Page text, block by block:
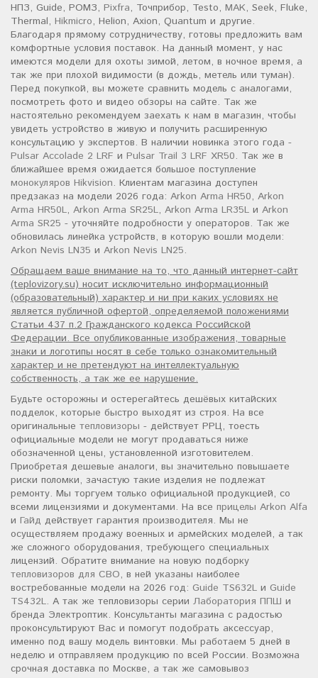
НПЗ, Guide, РОМЗ, Pixfra, Точприбор, Testo, MAK, Seek, Fluke,
Thermal, Hikmicro, Helion, Axion, Quantum и другие.
Благодаря прямому сотрудничеству, готовы предложить вам
комфортные условия поставок. На данный момент, у нас
имеются модели для охоты зимой, летом, в ночное время, а
так же при плохой видимости (в дождь, метель или туман).
Перед покупкой, вы можете сравнить модель с аналогами,
посмотреть фото и видео обзоры на сайте. Так же
настоятельно рекомендуем заехать к нам в магазин, чтобы
увидеть устройство в живую и получить расширенную
консультацию у экспертов. В наличии новинка этого года -
Pulsar Accolade 2 LRF и Pulsar Trail 3 LRF XR50. Так же в
ближайшее время ожидается большое поступление
монокуляров Hikvision. Клиентам магазина доступен
предзаказ на модели 2026 года: Arkon Arma HR50, Arkon
Arma HR50L, Arkon Arma SR25L, Arkon Arma LR35L и Arkon
Arma SR25 - уточняйте подробности у операторов. Так же
обновилась линейка устройств, в которую вошли модели:
Arkon Nevis LN35 и Arkon Nevis LN25.
Обращаем ваше внимание на то, что данный интернет-сайт
(teplovizory.su) носит исключительно информационный
(образовательный) характер и ни при каких условиях не
является публичной офертой, определяемой положениями
Статьи 437 п.2 Гражданского кодекса Российской
Федерации. Все опубликованные изображения, товарные
знаки и логотипы носят в себе только ознакомительный
характер и не претендуют на интеллектуальную
собственность, а так же ее нарушение.
Будьте осторожны и остерегайтесь дешёвых китайских
подделок, которые быстро выходят из строя. На все
оригинальные тепловизоры - действует РРЦ, тоесть
официальные модели не могут продаваться ниже
обозначенной цены, установленной изготовителем.
Приобретая дешевые аналоги, вы значительно повышаете
риски поломки, зачастую такие изделия не подлежат
ремонту. Мы торгуем только официальной продукцией, со
всеми лицензиями и документами. На все прицелы Arkon Alfa
и Гайд действует гарантия производителя. Мы не
осуществляем продажу военных и армейских моделей, а так
же сложного оборудования, требующего специальных
лицензий. Обратите внимание на новую подборку
тепловизоров для СВО, в ней указаны наиболее
востребованные модели на 2026 год: Guide TS632L и Guide
TS432L. А так же тепловизоры серии Лаборатория ППШ и
бренда Электроптик. Консультанты магазина с радостью
проконсультируют Вас и помогут подобрать аксессуар,
именно под вашу модель винтовки. Мы работаем 5 дней в
неделю и отправляем продукцию по всей России. Возможна
срочная доставка по Москве, а так же самовывоз